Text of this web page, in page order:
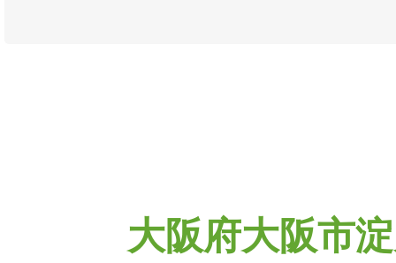
大阪府大阪市